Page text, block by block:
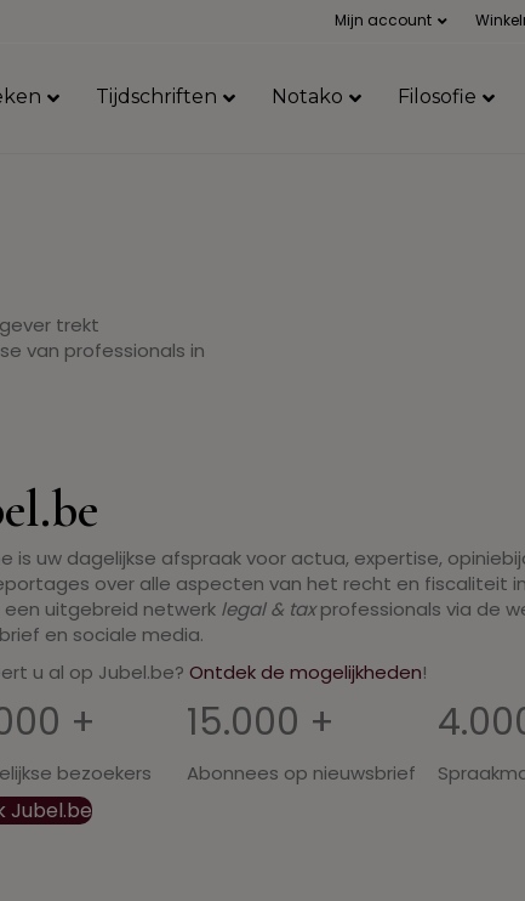
Mijn account
Tijdschriften Notako Filosofie
trekt
van professionals in
is uw dagelijkse afspraak voor actua, expertise,
over alle aspecten van het recht en fiscaliteit
een uitgebreid netwerk legal & taxprofessionals via de
en sociale media.
u al op Jubel.be? Ontdek de mogelijkheden!
+
bezoekers
15.000 +
Abonnees op nieuwsbrief
Jubel.be